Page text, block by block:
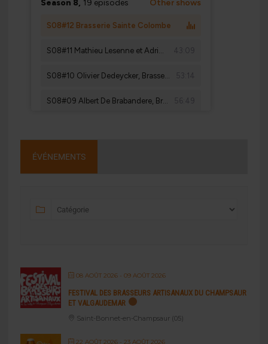
ÉVÉNEMENTS
08 AOÛT 2026- 09 AOÛT 2026
FESTIVAL DES BRASSEURS ARTISANAUX DU CHAMPSAUR
ET VALGAUDEMAR
Saint-Bonnet-en-Champsaur (05)
22 AOÛT 2026- 23 AOÛT 2026